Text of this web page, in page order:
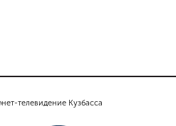
телевидение Кузбасса